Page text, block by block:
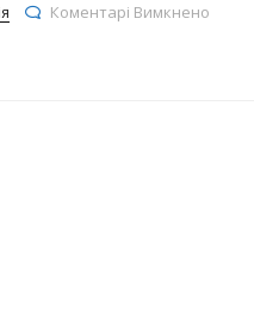
Коментарі Вимкнено